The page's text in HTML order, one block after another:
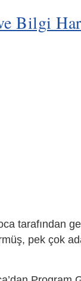
Bilgi
tarafından
pek çok